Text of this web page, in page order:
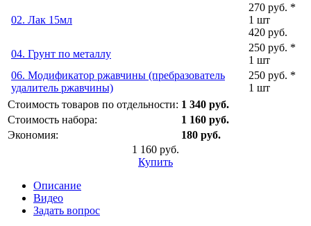
02. Лак 15мл
270 руб. *
1 шт
420 руб.
04. Грунт по металлу
250 руб. *
1 шт
06. Модификатор ржавчины (пребразователь
удалитель ржавчины)
250 руб. *
1 шт
Стоимость товаров по отдельности: 1 340 руб.
Стоимость набора:
1 160 руб.
Экономия:
180 руб.
1 160 руб.
Купить
Описание
Видео
Задать вопрос